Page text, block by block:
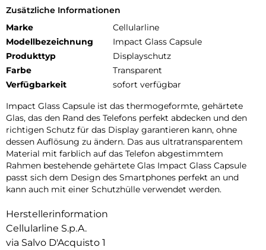
Zusätzliche Informationen
Marke
Cellularline
Modellbezeichnung
Impact Glass Capsule
Produkttyp
Displayschutz
Farbe
Transparent
Verfügbarkeit
sofort verfügbar
Impact Glass Capsule ist das thermogeformte, gehärtete
Glas, das den Rand des Telefons perfekt abdecken und den
richtigen Schutz für das Display garantieren kann, ohne
dessen Auflösung zu ändern. Das aus ultratransparentem
Material mit farblich auf das Telefon abgestimmtem
Rahmen bestehende gehärtete Glas Impact Glass Capsule
passt sich dem Design des Smartphones perfekt an und
kann auch mit einer Schutzhülle verwendet werden.
Herstellerinformation
Cellularline S.p.A.
via Salvo D'Acquisto 1